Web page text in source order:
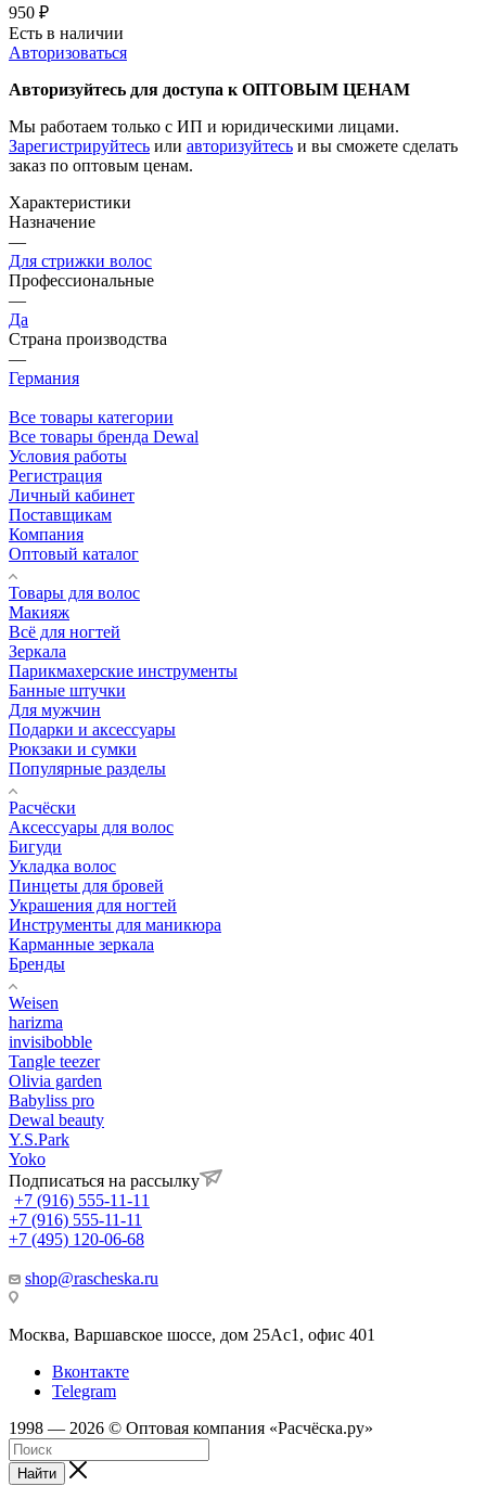
950 ₽
Есть в наличии
Авторизоваться
Авторизуйтесь для доступа к ОПТОВЫМ ЦЕНАМ
Мы работаем только с ИП и юридическими лицами.
Зарегистрируйтесь или авторизуйтесь и вы сможете сделать
заказ по оптовым ценам.
Характеристики
Назначение
—
Для стрижки волос
Профессиональные
—
Да
Страна производства
—
Германия
Все товары категории
Все товары бренда Dewal
Условия работы
Регистрация
Личный кабинет
Поставщикам
Компания
Оптовый каталог
Товары для волос
Макияж
Всё для ногтей
Зеркала
Парикмахерские инструменты
Банные штучки
Для мужчин
Подарки и аксессуары
Рюкзаки и сумки
Популярные разделы
Расчёски
Аксессуары для волос
Бигуди
Укладка волос
Пинцеты для бровей
Украшения для ногтей
Инструменты для маникюра
Карманные зеркала
Бренды
Weisen
harizma
invisibobble
Tangle teezer
Olivia garden
Babyliss pro
Dewal beauty
Y.S.Park
Yoko
Подписаться на рассылку
+7 (916) 555-11-11
+7 (916) 555-11-11
+7 (495) 120-06-68
shop@rascheska.ru
Москва, Варшавское шоссе, дом 25Аc1, офис 401
Вконтакте
Telegram
1998 — 2026 © Оптовая компания «Расчёска.ру»
Найти